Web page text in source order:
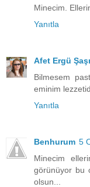
Minecim.
Yanıtla
Afet Ergü
Bilmesem
eminim
Yanıtla
Benhurum 5
Minecim
görünüyor bu
olsun...